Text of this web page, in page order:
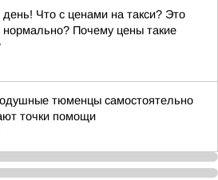
Что с ценами на такси? Это
Почему цены такие
тюменцы самостоятельно
точки помощи